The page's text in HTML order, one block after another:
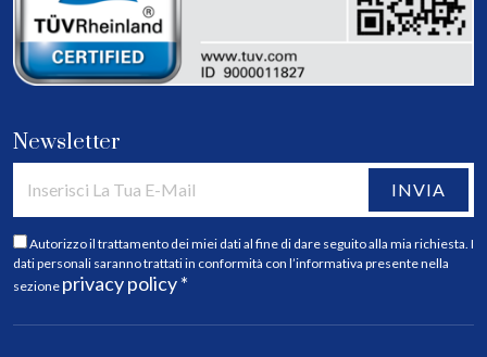
Newsletter
INVIA
Autorizzo il trattamento dei miei dati al fine di dare seguito alla mia richiesta. I
dati personali saranno trattati in conformità con l’informativa presente nella
sezione privacy policy *